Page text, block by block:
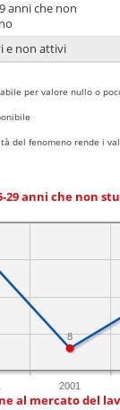
anni che non
e non attivi
per valore nullo o
del fenomeno rende i
29 anni che non
2001
8
al mercato del